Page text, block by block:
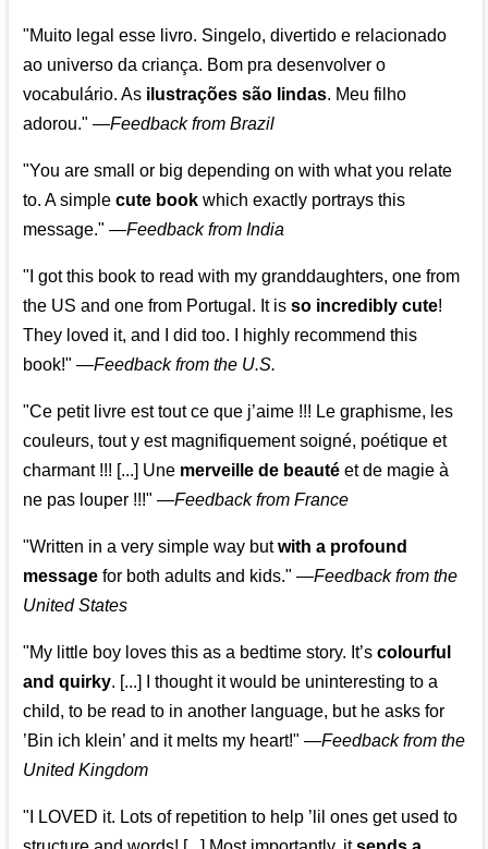
"Muito legal esse livro. Singelo, divertido e relacionado
ao universo da criança. Bom pra desenvolver o
vocabulário. As ilustrações são lindas. Meu filho
adorou." —Feedback from Brazil
"You are small or big depending on with what you relate
to. A simplecute book which exactly portrays this
message." —Feedback from India
"I got this book to read with my granddaughters, one from
the US and one from Portugal. It isso incredibly cute!
They loved it, and I did too. I highly recommend this
book!" —Feedback from the U.S.
"Ce petit livre est tout ce que j’aime !!! Le graphisme, les
couleurs, tout y est magnifiquement soigné, poétique et
charmant !!! [...] Une merveille de beauté et de magie à
ne pas louper !!!" —Feedback from France
"Written in a very simple way butwith a profound
message for both adults and kids." —Feedback from the
United States
"My little boy loves this as a bedtime story. It’scolourful
and quirky. [...] I thought it would be uninteresting to a
child, to be read to in another language, but he asks for
’Bin ich klein’ and it melts my heart!" —Feedback from the
United Kingdom
"I LOVED it. Lots of repetition to help ’lil ones get used to